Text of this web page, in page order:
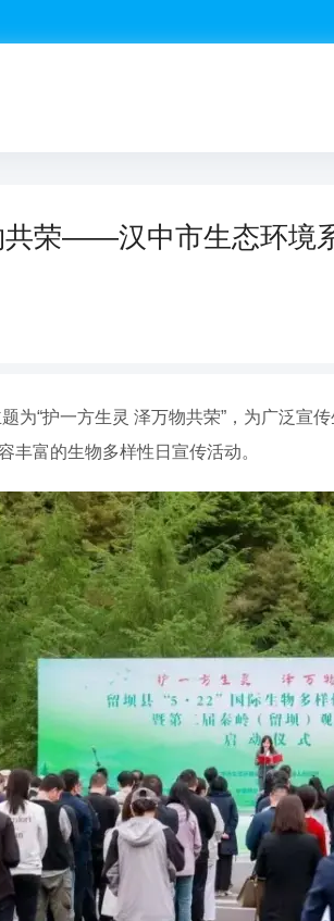
荣——汉中市生态环境
为“护一方生灵 泽万物共荣”，为广泛宣
丰富的生物多样性日宣传活动。